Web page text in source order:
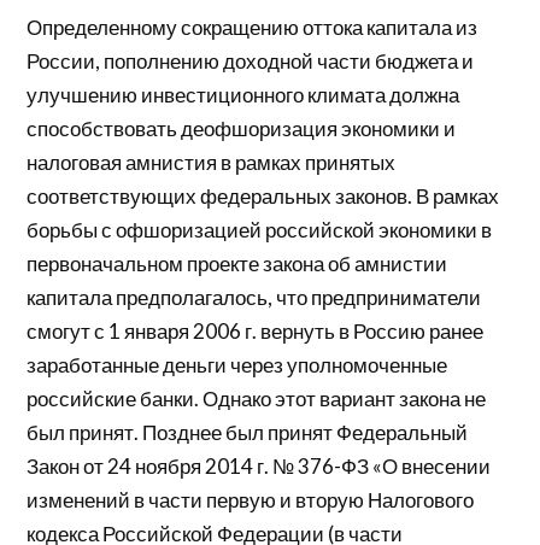
Определенному сокращению оттока капитала из
России, пополнению доходной части бюджета и
улучшению инвестиционного климата должна
способствовать деофшоризация экономики и
налоговая амнистия в рамках принятых
соответствующих федеральных законов. В рамках
борьбы с офшоризацией российской экономики в
первоначальном проекте закона об амнистии
капитала предполагалось, что предприниматели
смогут с 1 января 2006 г. вернуть в Россию ранее
заработанные деньги через уполномоченные
российские банки. Однако этот вариант закона не
был принят. Позднее был принят Федеральный
Закон от 24 ноября 2014 г. № 376-ФЗ «О внесении
изменений в части первую и вторую Налогового
кодекса Российской Федерации (в части